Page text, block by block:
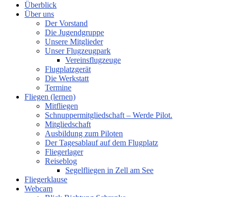
Überblick
Über uns
Der Vorstand
Die Jugendgruppe
Unsere Mitglieder
Unser Flugzeugpark
Vereinsflugzeuge
Flugplatzgerät
Die Werkstatt
Termine
Fliegen (lernen)
Mitfliegen
Schnuppermitgliedschaft – Werde Pilot.
Mitgliedschaft
Ausbildung zum Piloten
Der Tagesablauf auf dem Flugplatz
Fliegerlager
Reiseblog
Segelfliegen in Zell am See
Fliegerklause
Webcam